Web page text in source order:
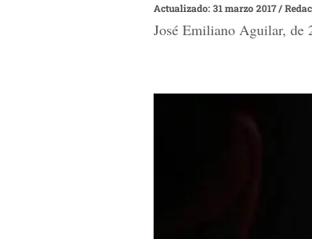
Actualizado: 31 marzo 2017/
José Emiliano Aguilar, de